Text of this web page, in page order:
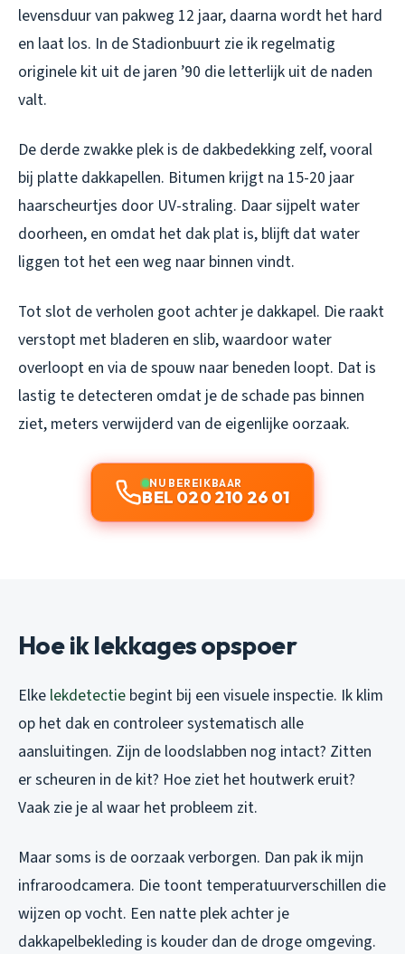
levensduur van pakweg 12 jaar, daarna wordt het hard
en laat los. In de Stadionbuurt zie ik regelmatig
originele kit uit de jaren ’90 die letterlijk uit de naden
valt.
De derde zwakke plek is de dakbedekking zelf, vooral
bij platte dakkapellen. Bitumen krijgt na 15-20 jaar
haarscheurtjes door UV-straling. Daar sijpelt water
doorheen, en omdat het dak plat is, blijft dat water
liggen tot het een weg naar binnen vindt.
Tot slot de verholen goot achter je dakkapel. Die raakt
verstopt met bladeren en slib, waardoor water
overloopt en via de spouw naar beneden loopt. Dat is
lastig te detecteren omdat je de schade pas binnen
ziet, meters verwijderd van de eigenlijke oorzaak.
NU BEREIKBAAR
BEL 020 210 26 01
Hoe ik lekkages opspoer
Elke lekdetectie begint bij een visuele inspectie. Ik klim
op het dak en controleer systematisch alle
aansluitingen. Zijn de loodslabben nog intact? Zitten
er scheuren in de kit? Hoe ziet het houtwerk eruit?
Vaak zie je al waar het probleem zit.
Maar soms is de oorzaak verborgen. Dan pak ik mijn
infraroodcamera. Die toont temperatuurverschillen die
wijzen op vocht. Een natte plek achter je
dakkapelbekleding is kouder dan de droge omgeving.